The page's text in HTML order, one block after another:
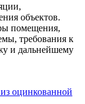
объектов.
помещения,
требования к
и дальнейшему
оцинкованной